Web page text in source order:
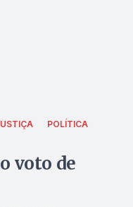
POLÍTICA
voto de